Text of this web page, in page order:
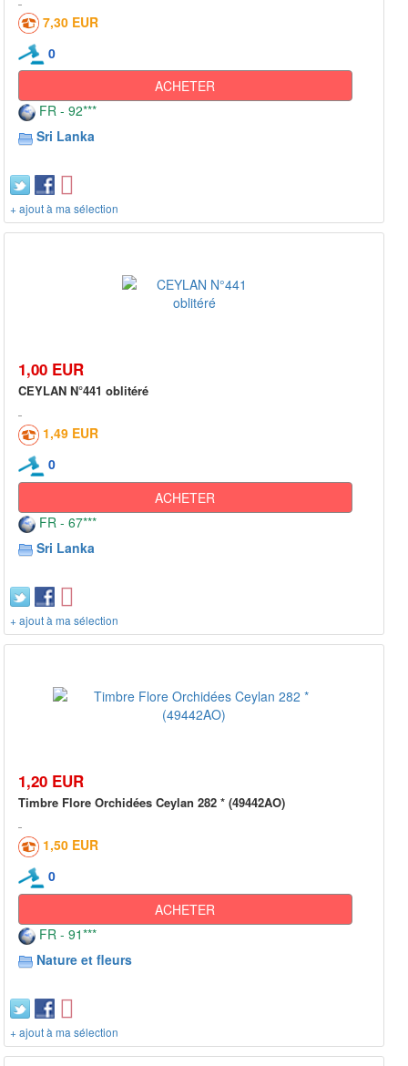
7,30 EUR
0
ACHETER
FR - 92***
Sri Lanka
+ ajout à ma sélection
1,00 EUR
CEYLAN N°441 oblitéré
1,49 EUR
0
ACHETER
FR - 67***
Sri Lanka
+ ajout à ma sélection
1,20 EUR
Timbre Flore Orchidées Ceylan 282 * (49442AO)
1,50 EUR
0
ACHETER
FR - 91***
Nature et fleurs
+ ajout à ma sélection